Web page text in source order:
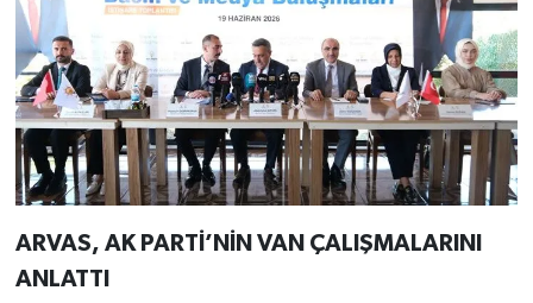
ARVAS, AK PARTİ’NİN VAN ÇALIŞMALARINI
ANLATTI